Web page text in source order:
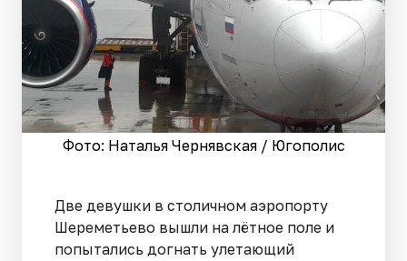
Фото: Наталья Чернявская / Югополис
Две девушки в столичном аэропорту
Шереметьево вышли на лётное поле и
попытались догнать улетающий